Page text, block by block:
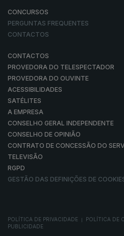
CONCURSOS
PERGUNTAS FREQUENTES
CONTACTOS
CONTACTOS
PROVEDORA DO TELESPECTADOR
PROVEDORA DO OUVINTE
ACESSIBILIDADES
SATÉLITES
A EMPRESA
CONSELHO GERAL INDEPENDENTE
CONSELHO DE OPINIÃO
CONTRATO DE CONCESSÃO DO
TELEVISÃO
RGPD
GESTÃO DAS DEFINIÇÕES DE
POLÍTICA DE PRIVACIDADE POLÍTICA DE
PUBLICIDADE